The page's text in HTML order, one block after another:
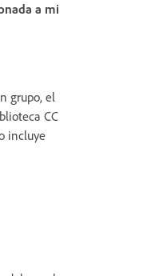
a mi
grupo, el
CC
incluye